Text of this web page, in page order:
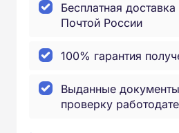
Бесплатная
Почтой России
100% гарантия
Выданные
проверку